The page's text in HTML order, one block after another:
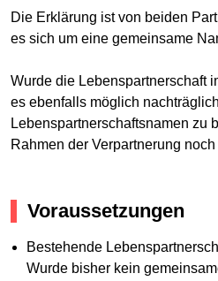
Die Erklärung ist von beiden
es sich um eine gemeinsame
Wurde die Lebenspartnerschaft
es ebenfalls möglich
Lebenspartnerschaftsnamen zu
Rahmen der Verpartnerung
Voraussetzungen
Bestehende
Wurde bisher kein